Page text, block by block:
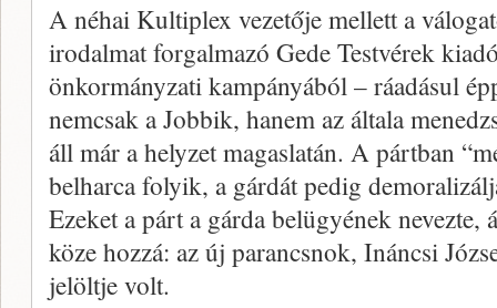
A néhai Kultiplex vezetője mellett a
irodalmat forgalmazó Gede Testvérek
önkormányzati kampányából – ráadásul
nemcsak a Jobbik, hanem az általa
áll már a helyzet magaslatán. A pártban
belharca folyik, a gárdát pedig
Ezeket a párt a gárda belügyének
köze hozzá: az új parancsnok, Ináncsi
jelöltje volt.